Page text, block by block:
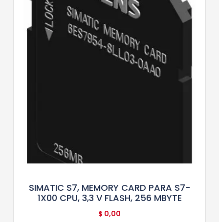
SIMATIC S7, MEMORY CARD PARA S7-
1X00 CPU, 3,3 V FLASH, 256 MBYTE
$ 0,00